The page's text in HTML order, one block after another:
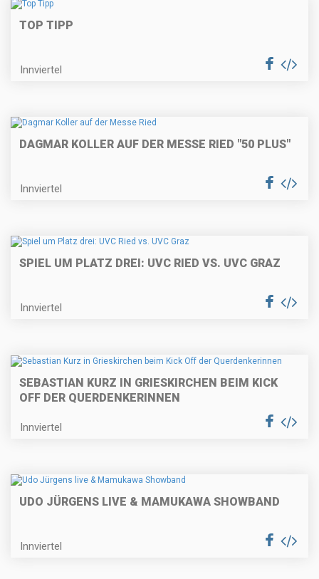
TOP TIPP
Innviertel
DAGMAR KOLLER AUF DER MESSE RIED "50 PLUS"
Innviertel
SPIEL UM PLATZ DREI: UVC RIED VS. UVC GRAZ
Innviertel
SEBASTIAN KURZ IN GRIESKIRCHEN BEIM KICK
OFF DER QUERDENKERINNEN
Innviertel
UDO JÜRGENS LIVE & MAMUKAWA SHOWBAND
Innviertel